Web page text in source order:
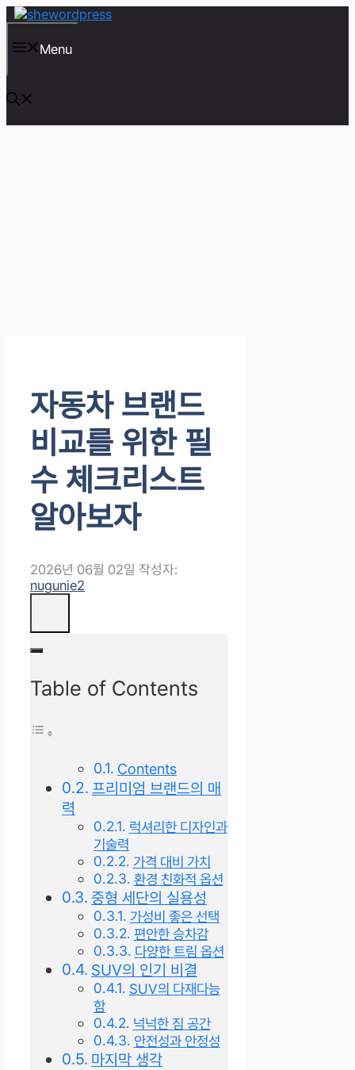
컨
츠
건
너
뛰
기
Menu
자동차 브랜드
비교를 위한 필
수 체크리스트
알아보자
2026년 06월 02일 작성자:
nugunie2
Table of Contents
Contents
프리미엄 브랜드의 매
력
럭셔리한 디자인과
기술력
가격 대비 가치
환경 친화적 옵션
중형 세단의 실용성
가성비 좋은 선택
편안한 승차감
다양한 트림 옵션
SUV의 인기 비결
SUV의 다재다능
함
넉넉한 짐 공간
안전성과 안정성
마지막 생각